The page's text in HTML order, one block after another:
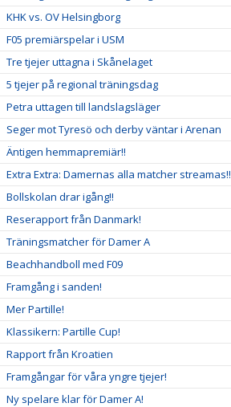
KHK vs. OV Helsingborg
F05 premiärspelar i USM
Tre tjejer uttagna i Skånelaget
5 tjejer på regional träningsdag
Petra uttagen till landslagsläger
Seger mot Tyresö och derby väntar i Arenan
Äntigen hemmapremiär!!
Extra Extra: Damernas alla matcher streamas!!
Bollskolan drar igång!!
Reserapport från Danmark!
Träningsmatcher för Damer A
Beachhandboll med F09
Framgång i sanden!
Mer Partille!
Klassikern: Partille Cup!
Rapport från Kroatien
Framgångar för våra yngre tjejer!
Ny spelare klar för Damer A!